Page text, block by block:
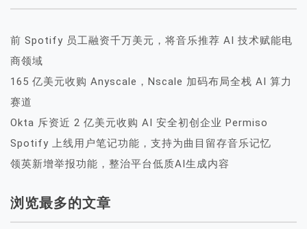
前 Spotify 员工融资千万美元，将音乐推荐 AI 技术赋能电
商领域
165 亿美元收购 Anyscale，Nscale 加码布局全栈 AI 算力
赛道
Okta 斥资近 2 亿美元收购 AI 安全初创企业 Permiso
Spotify 上线用户笔记功能，支持为曲目留存音乐记忆
领英新增举报功能，整治平台低质AI生成内容
浏览最多的文章